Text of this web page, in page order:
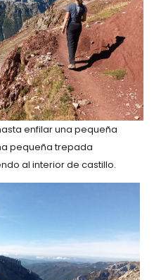
enfilar una pequeña
pequeña trepada
al interior de castillo.